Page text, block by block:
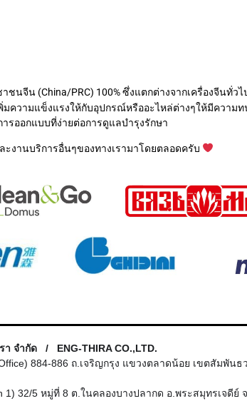
นจีน (China/PRC) 100% ซึ่งแตกต่างจากเครื่องจีนทั่ว
มความแข็งแรงให้กับอุปกรณ์หรืออะไหล่ต่างๆให้มีควา
รออกแบบที่ง่ายต่อการดูแลบำรุงรักษา
ะงานบริการอื่นๆของทางเรามาโดยตลอดครับ
า จำกัด / ENG-THIRA CO.,LTD.
884-886 ถ.เจริญกรุง แขวงตลาดน้อย เขตสัมพันธ
1) 32/5 หมู่ที่ 8 ต.ในคลองบางปลากด อ.พระสมุทรเจดีย์